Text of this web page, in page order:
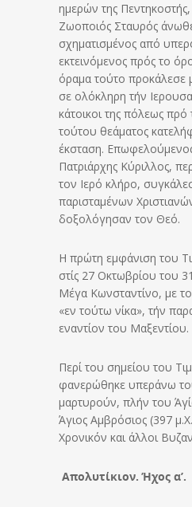
ημερών της Πεντηκοστής,
Ζωοποιός Σταυρός
σχηματισμένος από
εκτεινόμενος πρός το
όραμα τούτο προκάλεσε
σε ολόκληρη τήν
κάτοικοι της πόλεως
τούτου θεάματος
έκσταση.
Πατριάρχης Κύριλλος,
τον Ιερό κλήρο,
παρισταμένων
δοξολόγησαν τον Θεό.
Η πρώτη εμφάνιση του
στίς 27 Οκτωβρίου του
Μέγα Κωνσταντίνο, με
«εν τούτω νίκα», τήν
εναντίον του Μαξεντίου.
Περί του σημείου του
φανερώθηκε υπεράνω
μαρτυρούν, πλήν του
Άγιος Αμβρόσιος (397
Χρονικόν και άλλοι
Απολυτίκιον. Ήχος α’.